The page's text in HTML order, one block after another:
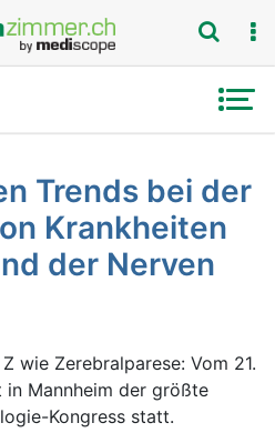
Trends bei der
Krankheiten
der Nerven
wie Zerebralparese: Vom 21.
Mannheim der größte
Kongress statt.